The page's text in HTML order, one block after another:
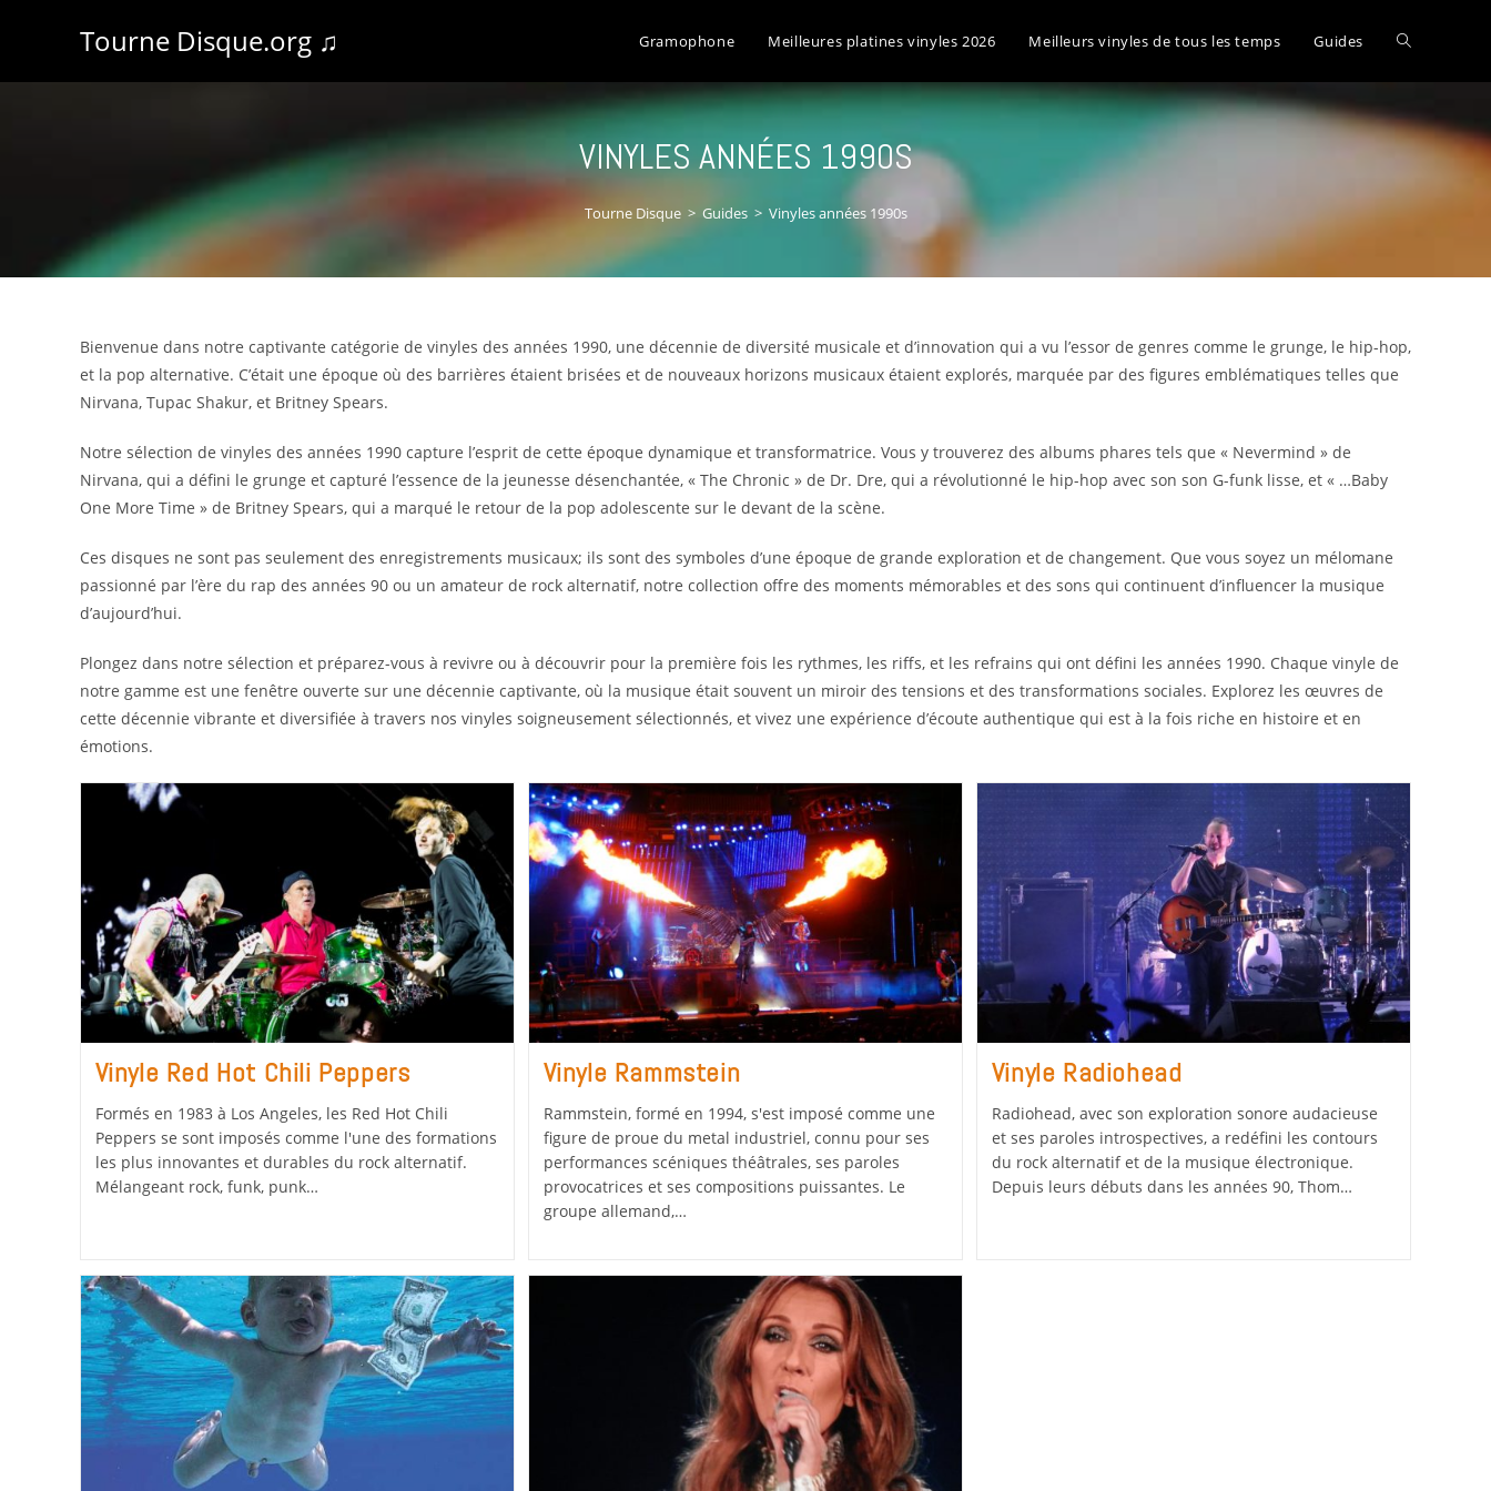
Tourne Disque.org ♫ Gramophone Meilleures platines vinyles 2026 Meilleurs vinyles de tous les temps Guides Toggle
website
VINYLES ANNÉES 1990S
Tourne Disque > Guides > Vinyles années 1990s
Bienvenue dans notre captivante catégorie de vinyles des années 1990, une décennie de diversité musicale et d’innovation qui a vu l’essor de genres comme le grunge, le hip-hop,
et la pop alternative. C’était une époque où des barrières étaient brisées et de nouveaux horizons musicaux étaient explorés, marquée par des figures emblématiques telles que
Nirvana, Tupac Shakur, et Britney Spears.
Notre sélection de vinyles des années 1990 capture l’esprit de cette époque dynamique et transformatrice. Vous y trouverez des albums phares tels que « Nevermind » de
Nirvana, qui a défini le grunge et capturé l’essence de la jeunesse désenchantée, « The Chronic » de Dr. Dre, qui a révolutionné le hip-hop avec son son G-funk lisse, et « …Baby
One More Time » de Britney Spears, qui a marqué le retour de la pop adolescente sur le devant de la scène.
Ces disques ne sont pas seulement des enregistrements musicaux; ils sont des symboles d’une époque de grande exploration et de changement. Que vous soyez un mélomane
passionné par l’ère du rap des années 90 ou un amateur de rock alternatif, notre collection offre des moments mémorables et des sons qui continuent d’influencer la musique
d’aujourd’hui.
Plongez dans notre sélection et préparez-vous à revivre ou à découvrir pour la première fois les rythmes, les riffs, et les refrains qui ont défini les années 1990. Chaque vinyle de
notre gamme est une fenêtre ouverte sur une décennie captivante, où la musique était souvent un miroir des tensions et des transformations sociales. Explorez les œuvres de
cette décennie vibrante et diversifiée à travers nos vinyles soigneusement sélectionnés, et vivez une expérience d’écoute authentique qui est à la fois riche en histoire et en
émotions.
Vinyle Red Hot Chili Peppers
Formés en 1983 à Los Angeles, les Red Hot Chili
Peppers se sont imposés comme l'une des formations
les plus innovantes et durables du rock alternatif.
Mélangeant rock, funk, punk…
Vinyle Rammstein
Rammstein, formé en 1994, s'est imposé comme une
figure de proue du metal industriel, connu pour ses
performances scéniques théâtrales, ses paroles
provocatrices et ses compositions puissantes. Le
groupe allemand,…
Vinyle Radiohead
Radiohead, avec son exploration sonore audacieuse
et ses paroles introspectives, a redéfini les contours
du rock alternatif et de la musique électronique.
Depuis leurs débuts dans les années 90, Thom…